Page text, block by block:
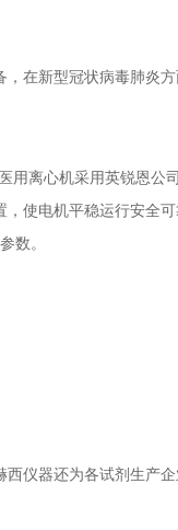
，在新型冠状病毒肺炎
用离心机采用英锐恩公
，使电机平稳运行安全
数。
西仪器还为各试剂生产企